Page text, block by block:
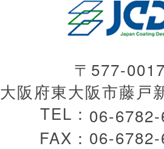
〒577-
大阪府東大阪市藤戸
TEL： 06-
FAX：06-